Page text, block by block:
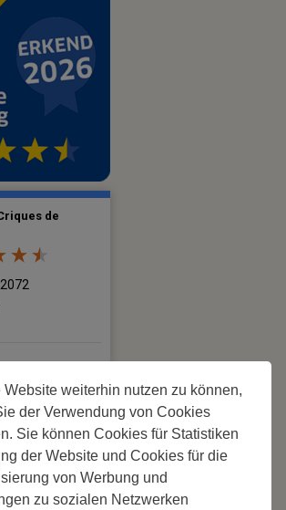
Website weiterhin nutzen zu können,
der Verwendung von Cookies
Sie können Cookies für Statistiken
der Website und Cookies für die
von Werbung und
zu sozialen Netzwerken
de
Porteils | SIRET: 539 925 636 00026 - Classement 5
N°C66-001852-004 du 28 mai 2026 – 244 Stellplätze
web réalisé par
Cédric Postel Webmaster